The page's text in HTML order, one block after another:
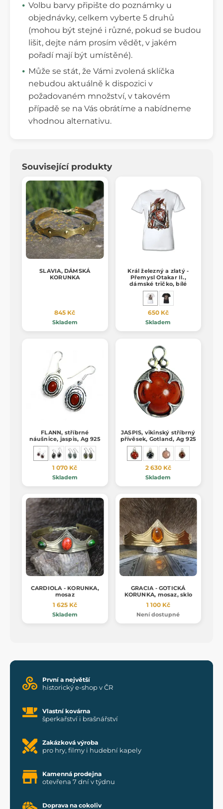
Volbu barvy připište do poznámky u
objednávky, celkem vyberte 5 druhů
(mohou být stejné i různé, pokud se budou
lišit, dejte nám prosím vědět, v jakém
pořadí mají být umístěné).
Může se stát, že Vámi zvolená sklíčka
nebudou aktuálně k dispozici v
požadovaném množství, v takovém
případě se na Vás obrátíme a nabídneme
vhodnou alternativu.
Související produkty
SLAVIA, DÁMSKÁ
KORUNKA
845 Kč
Skladem
Král železný a zlatý -
Přemysl Otakar II.,
dámské tričko, bílé
650 Kč
Skladem
FLANN, stříbrné
náušnice, jaspis, Ag 925
1 070 Kč
Skladem
JASPIS, vikinský stříbrný
přívěsek, Gotland, Ag 925
2 630 Kč
Skladem
CARDIOLA - KORUNKA,
mosaz
1 625 Kč
Skladem
GRACIA - GOTICKÁ
KORUNKA, mosaz, sklo
1 100 Kč
Není dostupné
První a největší
historický e-shop v ČR
Vlastní kovárna
šperkařství i brašnářství
Zakázková výroba
pro hry, filmy i hudební kapely
Kamenná prodejna
otevřena 7 dní v týdnu
Doprava na cokoliv